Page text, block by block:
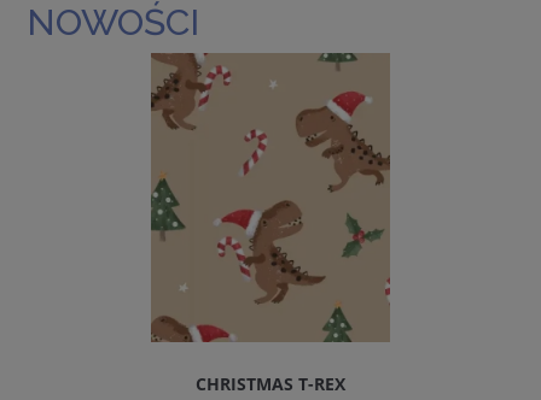
NOWOŚCI
CHRISTMAS T-REX